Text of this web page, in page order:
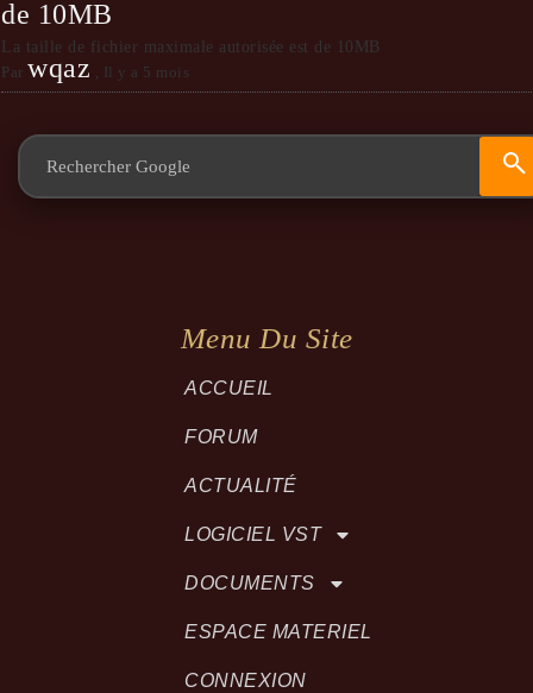
de 10MB
La taille de fichier maximale autorisée est de 10MB
Par wqaz , Il y a 5 mois
Menu Du Site
ACCUEIL
FORUM
ACTUALITÉ
LOGICIEL VST
DOCUMENTS
ESPACE MATERIEL
CONNEXION